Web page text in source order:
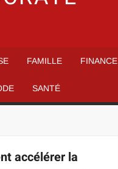
FAMILLE FINANCE
SANTÉ
accélérer la